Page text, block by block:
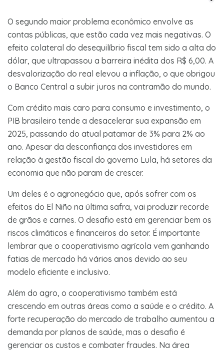
O segundo maior problema econômico envolve as
contas públicas, que estão cada vez mais negativas. O
efeito colateral do desequilíbrio fiscal tem sido a alta do
dólar, que ultrapassou a barreira inédita dos R$ 6,00. A
desvalorização do real elevou a inflação, o que obrigou
o Banco Central a subir juros na contramão do mundo.
Com crédito mais caro para consumo e investimento, o
PIB brasileiro tende a desacelerar sua expansão em
2025, passando do atual patamar de 3% para 2% ao
ano. Apesar da desconfiança dos investidores em
relação à gestão fiscal do governo Lula, há setores da
economia que não param de crescer.
Um deles é o agronegócio que, após sofrer com os
efeitos do El Niño na última safra, vai produzir recorde
de grãos e carnes. O desafio está em gerenciar bem os
riscos climáticos e financeiros do setor. É importante
lembrar que o cooperativismo agrícola vem ganhando
fatias de mercado há vários anos devido ao seu
modelo eficiente e inclusivo.
Além do agro, o cooperativismo também está
crescendo em outras áreas como a saúde e o crédito. A
forte recuperação do mercado de trabalho aumentou a
demanda por planos de saúde, mas o desafio é
gerenciar os custos e combater fraudes. Na área